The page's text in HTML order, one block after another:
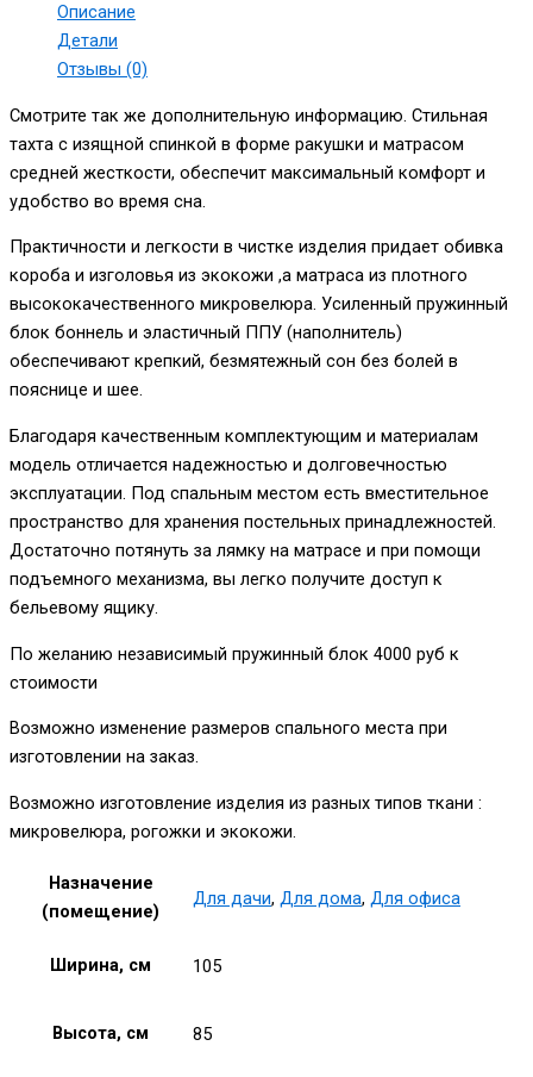
Описание
Детали
Отзывы (0)
Смотрите так же дополнительную информацию. Стильная
тахта с изящной спинкой в форме ракушки и матрасом
средней жесткости, обеспечит максимальный комфорт и
удобство во время сна.
Практичности и легкости в чистке изделия придает обивка
короба и изголовья из экокожи ,а матраса из плотного
высококачественного микровелюра. Усиленный пружинный
блок боннель и эластичный ППУ (наполнитель)
обеспечивают крепкий, безмятежный сон без болей в
пояснице и шее.
Благодаря качественным комплектующим и материалам
модель отличается надежностью и долговечностью
эксплуатации. Под спальным местом есть вместительное
пространство для хранения постельных принадлежностей.
Достаточно потянуть за лямку на матрасе и при помощи
подъемного механизма, вы легко получите доступ к
бельевому ящику.
По желанию независимый пружинный блок 4000 руб к
стоимости
Возможно изменение размеров спального места при
изготовлении на заказ.
Возможно изготовление изделия из разных типов ткани :
микровелюра, рогожки и экокожи.
Назначение
(помещение)
Для дачи, Для дома, Для офиса
Ширина, см 105
Высота, см 85